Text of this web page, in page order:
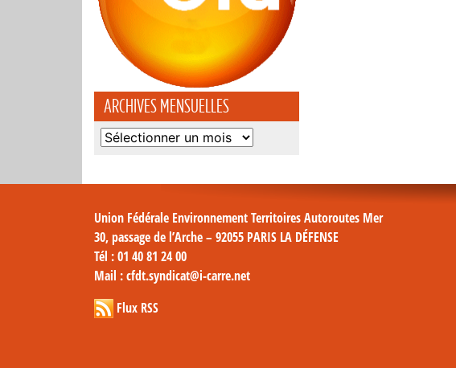
ARCHIVES MENSUELLES
Archives
Union Fédérale Environnement Territoires Autoroutes Mer
30, passage de l’Arche – 92055 PARIS LA DÉFENSE
Tél : 01 40 81 24 00
Mail : cfdt.syndicat@i-carre.net
Flux RSS